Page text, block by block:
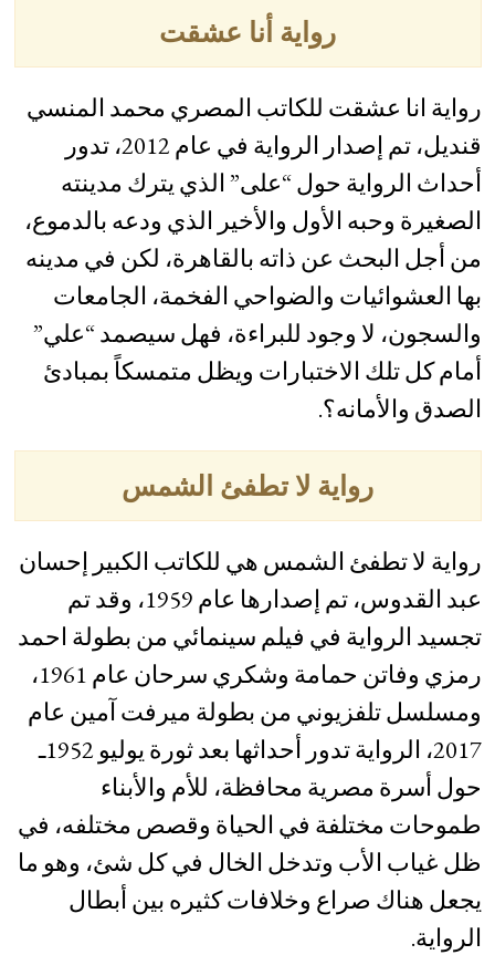
رواية أنا عشقت
رواية انا عشقت للكاتب المصري محمد المنسي
قنديل، تم إصدار الرواية في عام 2012، تدور
أحداث الرواية حول “على” الذي يترك مدينته
الصغيرة وحبه الأول والأخير الذي ودعه بالدموع،
من أجل البحث عن ذاته بالقاهرة، لكن في مدينه
بها العشوائيات والضواحي الفخمة، الجامعات
والسجون، لا وجود للبراءة، فهل سيصمد “علي”
أمام كل تلك الاختبارات ويظل متمسكاً بمبادئ
الصدق والأمانه؟.
رواية لا تطفئ الشمس
رواية لا تطفئ الشمس هي للكاتب الكبير إحسان
عبد القدوس، تم إصدارها عام 1959، وقد تم
تجسيد الرواية في فيلم سينمائي من بطولة احمد
رمزي وفاتن حمامة وشكري سرحان عام 1961،
ومسلسل تلفزيوني من بطولة ميرفت آمين عام
2017، الرواية تدور أحداثها بعد ثورة يوليو 1952ـ
حول أسرة مصرية محافظة، للأم والأبناء
طموحات مختلفة في الحياة وقصص مختلفه، في
ظل غياب الأب وتدخل الخال في كل شئ، وهو ما
يجعل هناك صراع وخلافات كثيره بين أبطال
الرواية.